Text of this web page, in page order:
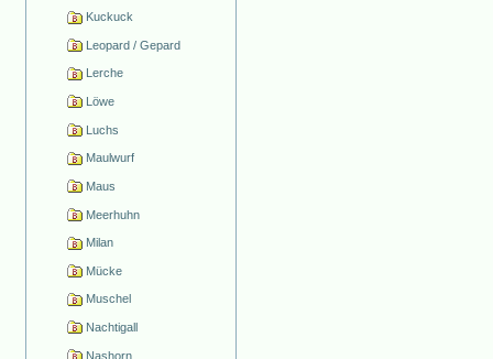
Kuckuck
Leopard / Gepard
Lerche
Löwe
Luchs
Maulwurf
Maus
Meerhuhn
Milan
Mücke
Muschel
Nachtigall
Nashorn